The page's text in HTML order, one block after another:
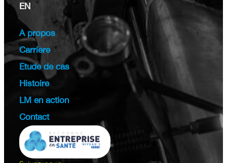
EN
À propos
Carrière
Étude de cas
Histoire
LM en action
Contact